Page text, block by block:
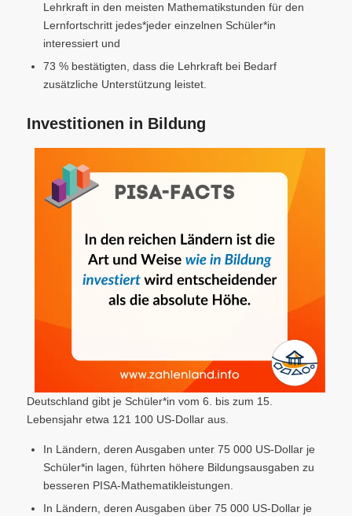
Lehrkraft in den meisten Mathematikstunden für den
Lernfortschritt jedes*jeder einzelnen Schüler*in
interessiert und
73 % bestätigten, dass die Lehrkraft bei Bedarf
zusätzliche Unterstützung leistet.
Investitionen in Bildung
Deutschland gibt je Schüler*in vom 6. bis zum 15.
Lebensjahr etwa 121 100 US-Dollar aus.
In Ländern, deren Ausgaben unter 75 000 US-Dollar je
Schüler*in lagen, führten höhere Bildungsausgaben zu
besseren PISA-Mathematikleistungen.
In Ländern, deren Ausgaben über 75 000 US-Dollar je